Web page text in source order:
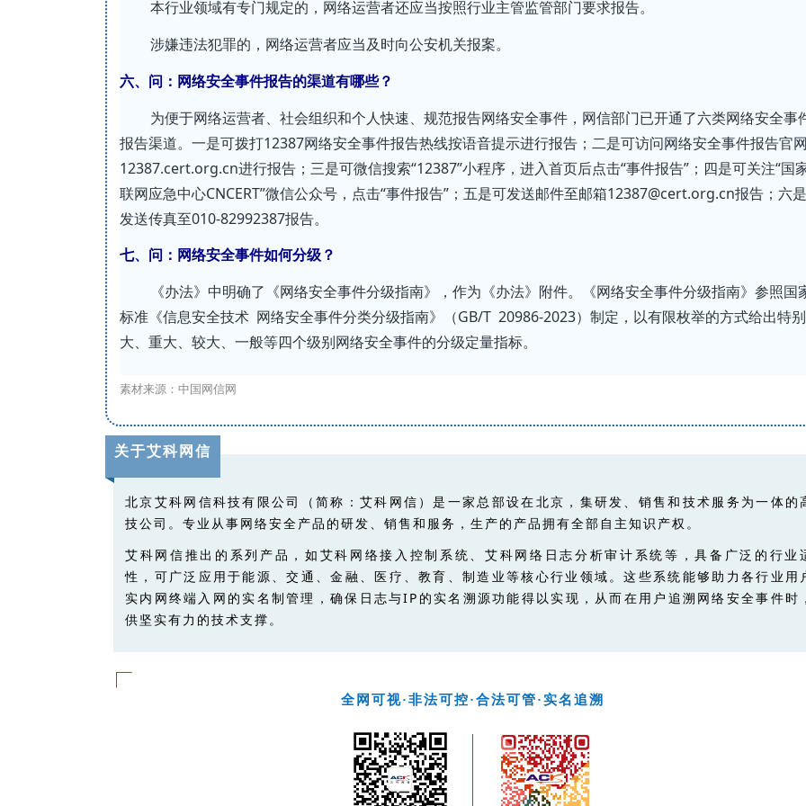
本行业领域有专门规定的，网络运营者还应当按照行业主管监管部门要求报告。
涉嫌违法犯罪的，网络运营者应当及时向公安机关报案。
六、问：网络安全事件报告的渠道有哪些？
为便于网络运营者、社会组织和个人快速、规范报告网络安全事件，网信部门已开通了六类网络安全事
报告渠道。一是可拨打12387网络安全事件报告热线按语音提示进行报告；二是可访问网络安全事件报告官网
12387.cert.org.cn进行报告；三是可微信搜索“12387”小程序，进入首页后点击“事件报告”；四是可关注“国
联网应急中心CNCERT”微信公众号，点击“事件报告”；五是可发送邮件至邮箱12387@cert.org.cn报告；六
发送传真至010-82992387报告。
七、问：网络安全事件如何分级？
《办法》中明确了《网络安全事件分级指南》，作为《办法》附件。《网络安全事件分级指南》参照国
标准《信息安全技术 网络安全事件分类分级指南》（GB/T 20986-2023）制定，以有限枚举的方式给出特
大、重大、较大、一般等四个级别网络安全事件的分级定量指标。
素材来源：中国网信网
关于艾科网信
北京艾科网信科技有限公司（简称：艾科网信）是一家总部设在北京，集研发、销售和技术服务为一体的
技公司。专业从事网络安全产品的研发、销售和服务，生产的产品拥有全部自主知识产权。
艾科网信推出的系列产品，如艾科网络接入控制系统、艾科网络日志分析审计系统等，具备广泛的行业
性，可广泛应用于能源、交通、金融、医疗、教育、制造业等核心行业领域。这些系统能够助力各行业用
实内网终端入网的实名制管理，确保日志与IP的实名溯源功能得以实现，从而在用户追溯网络安全事件时
供坚实有力的技术支撑。
全网可视·非法可控·合法可管·实名追溯